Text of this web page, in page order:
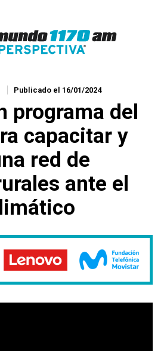
Publicado el 16/01/2024
programa del
capacitar y
red de
ante el